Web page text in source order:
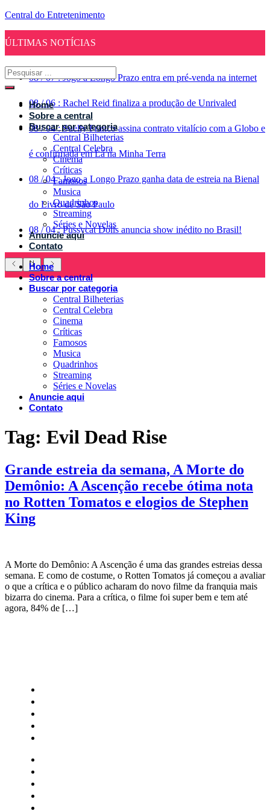
Central do Entretenimento
ÚLTIMAS NOTÍCIAS
08 / 07 : Jogo a Longo Prazo entra em pré-venda na internet
08 / 06 : Rachel Reid finaliza a produção de Unrivaled
08 / 04 : Suelly Franco assina contrato vitalício com a Globo e
é confirmada em Lá na Minha Terra
08 / 04 : Jogo a Longo Prazo ganha data de estreia na Bienal
do Livro de São Paulo
08 / 04 : Pussycat Dolls anuncia show inédito no Brasil!
Home
Sobre a central
Buscar por categoria
Central Bilheterias
Central Celebra
Cinema
Críticas
Famosos
Musica
Quadrinhos
Streaming
Séries e Novelas
Anuncie aqui
Contato
Home
Sobre a central
Buscar por categoria
Central Bilheterias
Central Celebra
Cinema
Críticas
Famosos
Musica
Quadrinhos
Streaming
Séries e Novelas
Anuncie aqui
Contato
Tag: Evil Dead Rise
Grande estreia da semana, A Morte do
Demônio: A Ascenção recebe ótima nota
no Rotten Tomatos e elogios de Stephen
King
A Morte do Demônio: A Ascenção é uma das grandes estreias dessa
semana. E como de costume, o Rotten Tomatos já começou a avaliar
o que a crítica e o público acharam do novo filme da franquia mais
bizarra do cinema. Para a crítica, o filme foi super bem e tem até
agora, 84% de […]